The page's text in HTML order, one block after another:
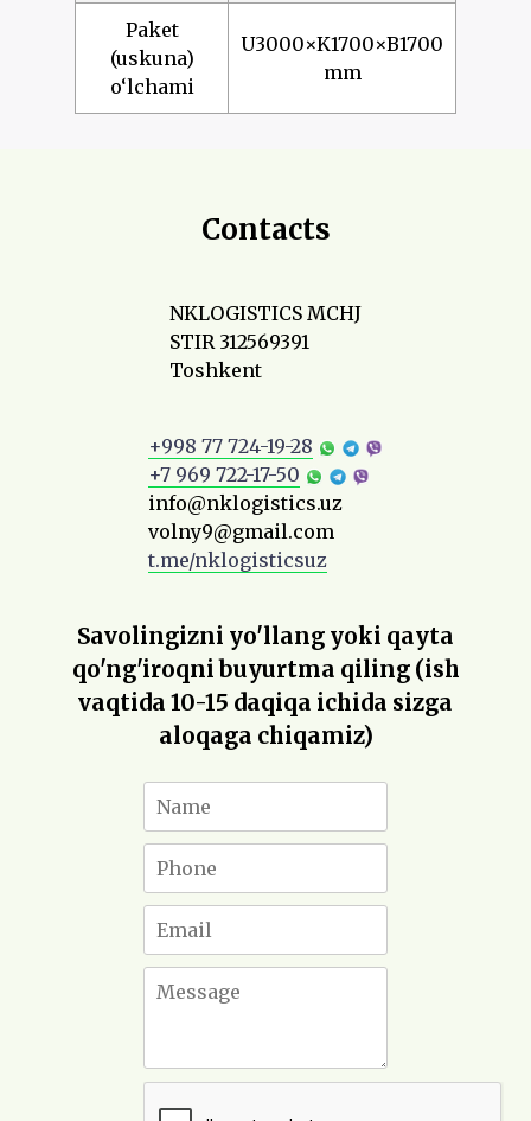
Paket
(uskuna)
o‘lchami
U3000×K1700×B1700
mm
Contacts
NKLOGISTICS MCHJ
STIR 312569391
Toshkent
+998 77 724-19-28
+7 969 722-17-50
info@nklogistics.uz
volny9@gmail.com
t.me/nklogisticsuz
Savolingizni yo'llang yoki qayta
qo'ng'iroqni buyurtma qiling (ish
vaqtida 10-15 daqiqa ichida sizga
aloqaga chiqamiz)